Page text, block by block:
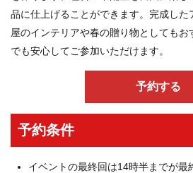
品に仕上げることができます。完成し
屋のインテリアや春の贈り物としても
でも安心してご参加いただけます。
予約する
予約条件
イベントの最終回は14時半までが最